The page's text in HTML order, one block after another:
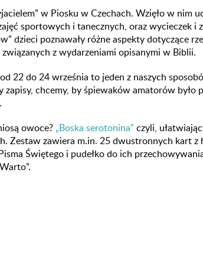
w Piosku w Czechach. Wzięło w nim
sportowych i tanecznych, oraz wycieczek i
dzieci poznawały różne aspekty dotyczące
z wydarzeniami opisanymi w Biblii.
22 do 24 września to jeden z naszych
chcemy, by śpiewaków amatorów było
.
owoce? „Boska serotonina” czyli,
Zestaw zawiera m.in. 25 dwustronnych kart z
Świętego i pudełko do ich